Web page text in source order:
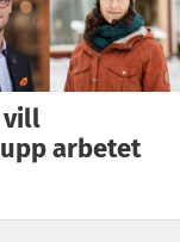
vill
arbetet